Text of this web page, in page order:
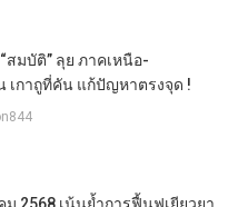
สมบัติ” ลุย ภาคเหนือ-
เกาถูที่คัน แก้ปัญหาตรงจุด !
2568 เน้นย้ำการฟื้นฟูเยียวยา